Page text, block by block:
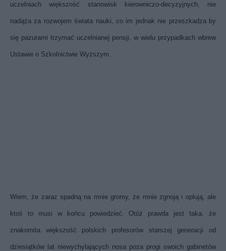
uczelniach większość stanowisk kierowniczo-decyzyjnych, nie
nadąża za rozwojem świata nauki, co im jednak nie przeszkadza by
się pazurami trzymać uczelnianej pensji, w wielu przypadkach wbrew
Ustawie o Szkolnictwie Wyższym.
Wiem, że zaraz spadną na mnie gromy, że mnie zgnoją i oplują, ale
ktoś to musi w końcu powiedzieć. Otóż prawda jest taka, że
znakomita większość polskich profesorów starszej generacji od
dziesiątków lat niewychylających nosa poza progi swoich gabinetów